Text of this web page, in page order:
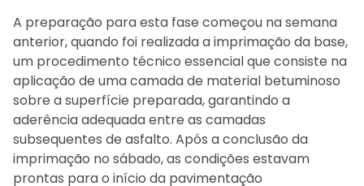
A preparação para esta fase começou na semana
anterior, quando foi realizada a imprimação da base,
um procedimento técnico essencial que consiste na
aplicação de uma camada de material betuminoso
sobre a superfície preparada, garantindo a
aderência adequada entre as camadas
subsequentes de asfalto. Após a conclusão da
imprimação no sábado, as condições estavam
prontas para o início da pavimentação